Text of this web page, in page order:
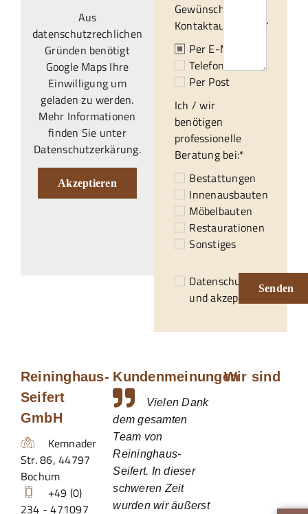
Aus
datenschutzrechlichen
Gründen benötigt
Google Maps Ihre
Einwilligung um
geladen zu werden.
Mehr Informationen
finden Sie unter
Datenschutzerkärung.
Akzeptieren
Gewünschte
Kontaktaufnahme:*
Per E-Mail
Telefonisch
Per Post
Ich / wir
benötigen
professionelle
Beratung bei:*
Bestattungen
Innenausbauten
Möbelbauten
Restaurationen
Sonstiges
Datenschutzerklärung
und akzeptiert.*
Senden
Reininghaus-
Seifert
GmbH
Kemnader
Str. 86,44797
Bochum
+49 (0)
234 - 471097
Kundenmeinungen
Vielen Dank
dem gesamten
Team von
Reininghaus-
Seifert. In dieser
schweren Zeit
wurden wir äußerst
Wir sind